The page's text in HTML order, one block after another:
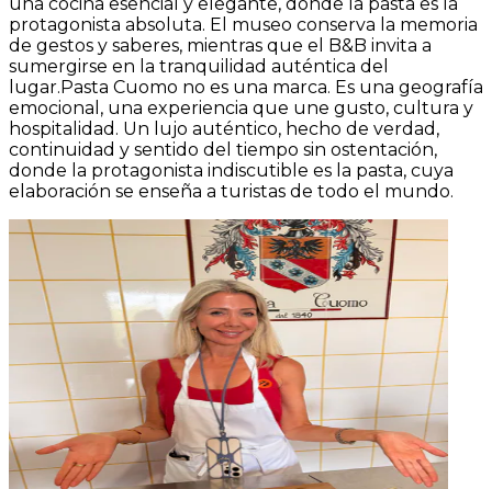
protagonista absoluta. El museo conserva la memoria
de gestos y saberes, mientras que el B&B invita a
sumergirse en la tranquilidad auténtica del
lugar.Pasta Cuomo no es una marca. Es una geografía
emocional, una experiencia que une gusto, cultura y
hospitalidad. Un lujo auténtico, hecho de verdad,
continuidad y sentido del tiempo sin ostentación,
donde la protagonista indiscutible es la pasta, cuya
elaboración se enseña a turistas de todo el mundo.